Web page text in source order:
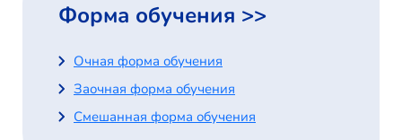
Форма обучения >>
Очная форма обучения
Заочная форма обучения
Смешанная форма обучения